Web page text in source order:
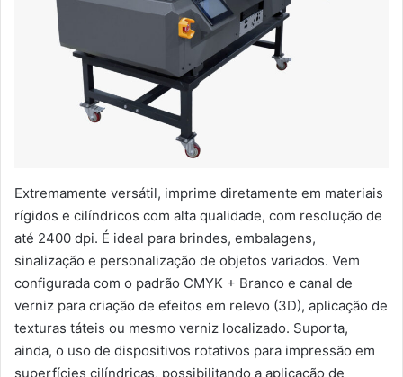
Extremamente versátil, imprime diretamente em materiais
rígidos e cilíndricos com alta qualidade, com resolução de
até 2400 dpi. É ideal para brindes, embalagens,
sinalização e personalização de objetos variados. Vem
configurada com o padrão CMYK + Branco e canal de
verniz para criação de efeitos em relevo (3D), aplicação de
texturas táteis ou mesmo verniz localizado. Suporta,
ainda, o uso de dispositivos rotativos para impressão em
superfícies cilíndricas, possibilitando a aplicação de